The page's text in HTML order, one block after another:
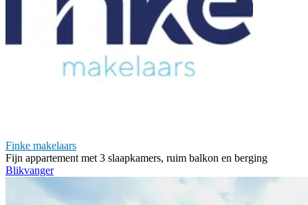
Finke makelaars
Fijn appartement met 3 slaapkamers, ruim balkon en berging
Blikvanger